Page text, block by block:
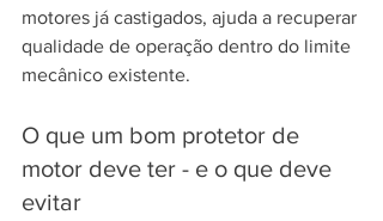
motores já castigados, ajuda a recuperar
qualidade de operação dentro do limite
mecânico existente.
O que um bom protetor de
motor deve ter - e o que deve
evitar